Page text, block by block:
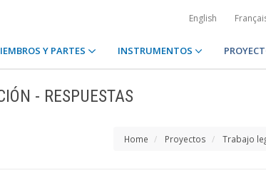
English
Y PARTES INSTRUMENTOS
- RESPUESTAS
Home Proyectos Trabajo